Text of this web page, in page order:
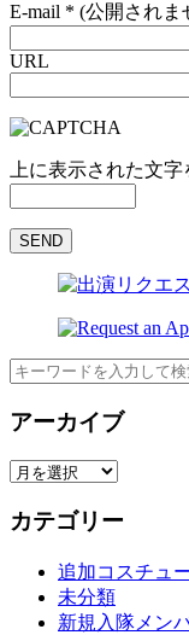
E-mail * (公開されま
URL
上に表示された文
検
アーカイブ
ア
カ
カテゴリー
追加コスチュ
未分類
新規入隊メン